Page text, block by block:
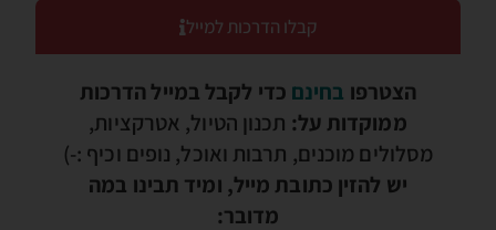
קבלו הדרכות למייל
הצטרפו בחינם כדי לקבל במייל הדרכות
ממוקדות על: תכנון הטיול, אטרקציות,
מסלולים מוכנים, תרבות ואוכל, נופים וכיף :-)
יש להזין כתובת מייל, ומיד תבינו במה
מדובר: